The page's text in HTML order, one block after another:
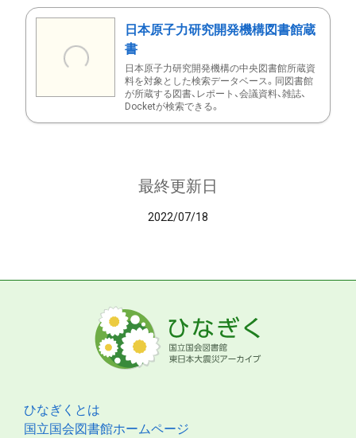
日本原子力研究開発機構図書館蔵
書
日本原子力研究開発機構の中央図書館所蔵資
料を対象とした検索データベース。同図書館
が所蔵する図書、レポート、会議資料、雑誌、
Docketが検索できる。
最終更新日
2022/07/18
ひなぎくとは
国立国会図書館ホームページ